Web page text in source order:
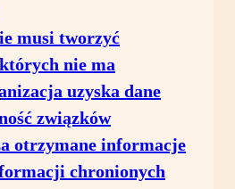
musi tworzyć
nie ma
uzyska dane
związków
otrzymane informacje
chronionych